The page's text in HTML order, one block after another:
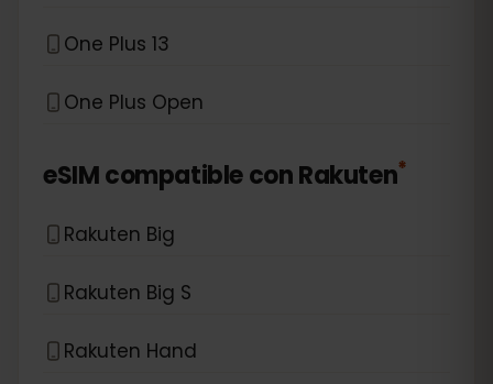
One Plus 13
One Plus Open
eSIM compatible conRakuten*
Rakuten Big
Rakuten Big S
Rakuten Hand